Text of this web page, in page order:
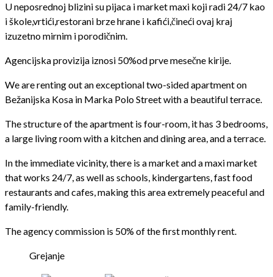
U neposrednoj blizini su pijaca i market maxi koji radi 24/7 kao
i škole,vrtići,restorani brze hrane i kafići,čineći ovaj kraj
izuzetno mirnim i porodičnim.
Agencijska provizija iznosi 50%od prve mesečne kirije.
We are renting out an exceptional two-sided apartment on
Bežanijska Kosa in Marka Polo Street with a beautiful terrace.
The structure of the apartment is four-room, it has 3 bedrooms,
a large living room with a kitchen and dining area, and a terrace.
In the immediate vicinity, there is a market and a maxi market
that works 24/7, as well as schools, kindergartens, fast food
restaurants and cafes, making this area extremely peaceful and
family-friendly.
The agency commission is 50% of the first monthly rent.
Grejanje